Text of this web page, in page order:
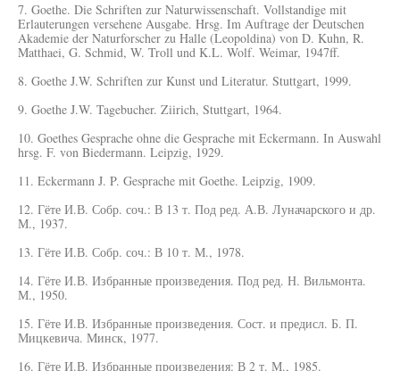
7. Goethe. Die Schriften zur Naturwissenschaft. Vollstandige mit
Erlauterungen versehene Ausgabe. Hrsg. Im Auftrage der Deutschen
Akademie der Naturforscher zu Halle (Leopoldina) von D. Kuhn, R.
Matthaei, G. Schmid, W. Troll und K.L. Wolf. Weimar, 1947ff.
8. Goethe J.W. Schriften zur Kunst und Literatur. Stuttgart, 1999.
9. Goethe J.W. Tagebucher. Ziirich, Stuttgart, 1964.
10. Goethes Gesprache ohne die Gesprache mit Eckermann. In Auswahl
hrsg. F. von Biedermann. Leipzig, 1929.
11. Eckermann J. P. Gesprache mit Goethe. Leipzig, 1909.
12. Гёте И.В. Собр. соч.: В 13 т. Под ред. А.В. Луначарского и др.
М., 1937.
13. Гёте И.В. Собр. соч.: В 10 т. М., 1978.
14. Гёте И.В. Избранные произведения. Под ред. Н. Вильмонта.
М., 1950.
15. Гёте И.В. Избранные произведения. Сост. и предисл. Б. П.
Мицкевича. Минск, 1977.
16. Гёте И.В. Избранные произведения: В 2 т. М., 1985.